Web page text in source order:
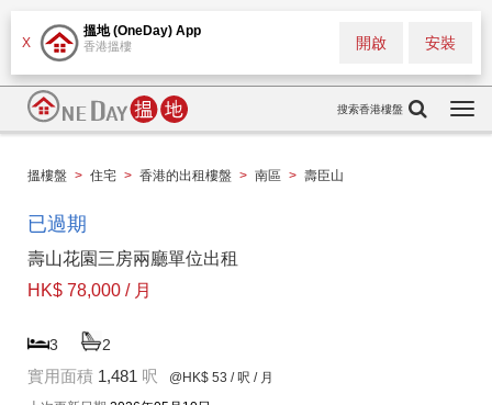
X
搵地 (OneDay) App
香港搵樓 安裝
開啟
搜索香港樓盤
搵樓盤 > 住宅 > 香港的出租樓盤 > 南區 > 壽臣山
已過期
壽山花園三房兩廳單位出租
HK$ 78,000 / 月
3 2
實用面積 1,481 呎 @HK$ 53 / 呎 / 月